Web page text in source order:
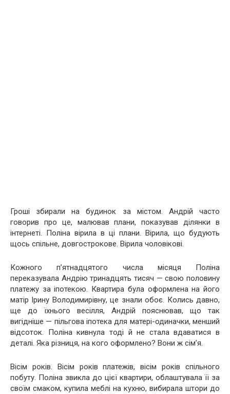
Гроші збирали на будинок за містом. Андрій часто
говорив про це, малював плани, показував ділянки в
інтернеті. Поліна вірила в ці плани. Вірила, що будують
щось спільне, довгострокове. Вірила чоловікові.
Кожного п’ятнадцятого числа місяця Поліна
переказувала Андрію тринадцять тисяч — свою половину
платежу за іпотекою. Квартира була оформлена на його
матір Ірину Володимирівну, це знали обоє. Колись давно,
ще до їхнього весілля, Андрій пояснював, що так
вигідніше — пільгова іпотека для матері-одиначки, менший
відсоток. Поліна кивнула тоді й не стала вдаватися в
деталі. Яка різниця, на кого оформлено? Вони ж сім’я.
Вісім років. Вісім років платежів, вісім років спільного
побуту. Поліна звикла до цієї квартири, облаштувала її за
своїм смаком, купила меблі на кухню, вибирала штори до